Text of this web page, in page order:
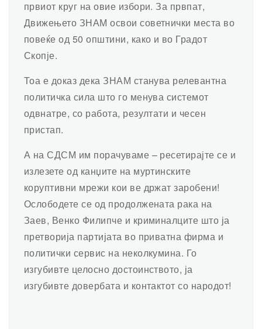
првиот круг на овие избори. За првпат,
Движењето ЗНАМ освои советнички места во
повеќе од 50 општини, како и во Градот
Скопје.
Тоа е доказ дека ЗНАМ станува релевантна
политичка сила што го менува системот
одвнатре, со работа, резултати и чесен
пристап.
А на СДСМ им порачуваме – ресетирајте се и
излезете од канџите на муртинските
коруптивни мрежи кои ве држат заробени!
Ослободете се од продолжената рака на
Заев, Венко Филипче и криминалците што ја
претворија партијата во приватна фирма и
политички сервис на неколкумина. Го
изгубивте целосно достоинството, ја
изгубивте довербата и контактот со народот!